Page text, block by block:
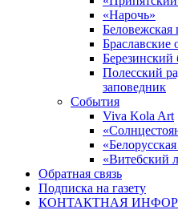
«Нарочь»
Беловежская
Браславские
Полесский
заповедник
События
Viva Kola Art
«Витебский
Обратная связь
Подписка на газету
КОНТАКТНАЯ